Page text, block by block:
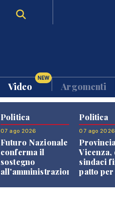
Video
NEW
Argomenti
Politica
07 ago 2026
Futuro Nazionale
conferma il
sostegno
all'amministrazione
Politica
07 ago 2026
Vicenza,
sindaci
patto per